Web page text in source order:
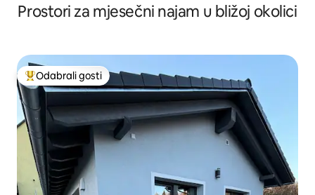
Prostori za mjesečni najam u bližoj okolici
Među najviše rangiranima s oznakom „Odabrali gosti”
Odabrali gosti